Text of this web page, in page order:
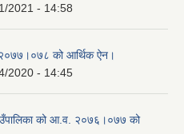
2021 - 14:58
२०७७।०७८ को आर्थिक ऐन।
2020 - 14:45
को आ.व. २०७६।०७७ को